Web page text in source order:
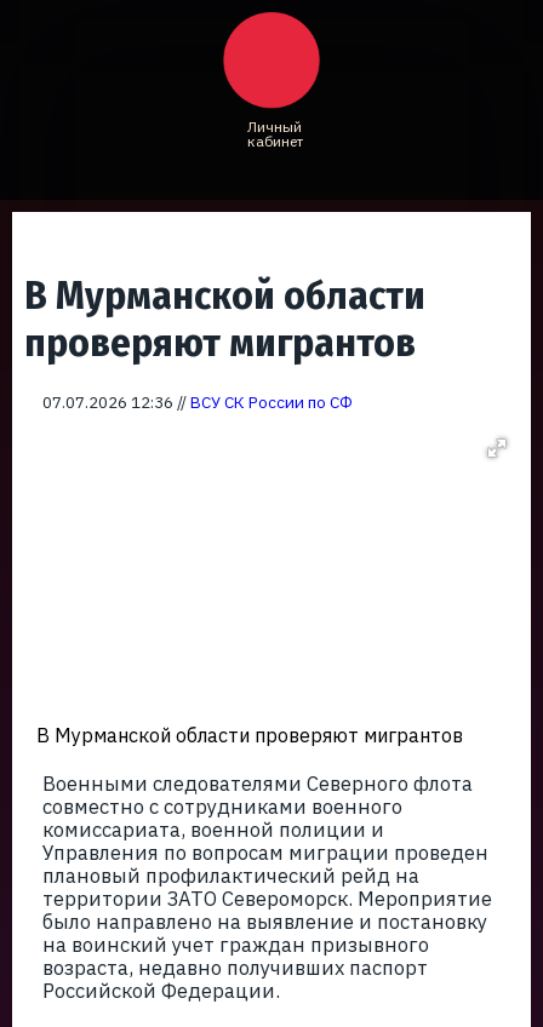
Личный
кабинет
В Мурманской области
проверяют мигрантов
07.07.2026 12:36 //ВСУ СК России по СФ
В Мурманской области проверяют мигрантов
Военными следователями Северного флота
совместно с сотрудниками военного
комиссариата, военной полиции и
Управления по вопросам миграции проведен
плановый профилактический рейд на
территории ЗАТО Североморск. Мероприятие
было направлено на выявление и постановку
на воинский учет граждан призывного
возраста, недавно получивших паспорт
Российской Федерации.